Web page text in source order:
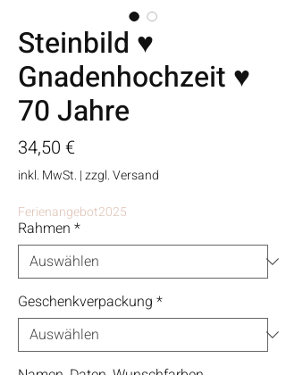
Steinbild ♥
Gnadenhochzeit ♥
70 Jahre
34,50 €Preis
inkl. MwSt. |zzgl. Versand
Ferienangebot2025
Rahmen *
Geschenkverpackung *